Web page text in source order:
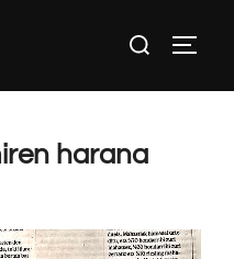
Buscar:
harana